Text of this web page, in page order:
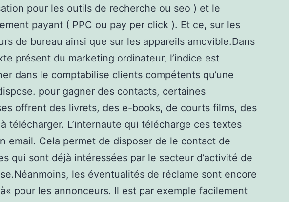
pour les outils de recherche ou seo ) et le
payant ( PPC ou pay per click ). Et ce, sur les
de bureau ainsi que sur les appareils amovible.Dans
présent du marketing ordinateur, l’indice est
dans le comptabilise clients compétents qu’une
pour gagner des contacts, certaines
offrent des livrets, des e-books, de courts films, des
télécharger. L’internaute qui télécharge ces textes
email. Cela permet de disposer de le contact de
qui sont déjà intéressées par le secteur d’activité de
les éventualités de réclame sont encore
pour les annonceurs. Il est par exemple facilement